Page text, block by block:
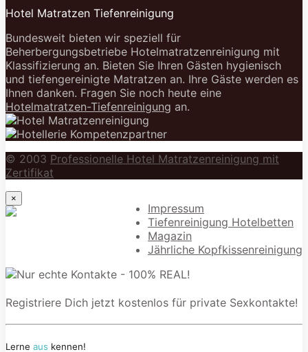
Hotel Matratzen Tiefenreinigung
Bundesweit bieten wir speziell für
Beherbergungsbetriebe Hotelmatratzenreinigung mit
Klassifizierung an. Bieten Sie Ihren Gästen hygienisch
und tiefengereinigte Matratzen an. Ihre Gäste werden es
Ihnen danken. Fragen Sie noch heute eine
Hotelmatratzen-Tiefenreinigung an.
© 2003 Professionelle Hotel Matratzenreinigung mit
Zertifikat
Impressum
Tiefenreinigung Hotelbetten
Magazin
Jährliche Kopfkissenreinigung
×
Registriere Dich jetzt kostenlos für private Sexkontakte!
Lerne aus kennen!